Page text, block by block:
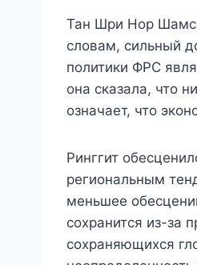
Тан Шри Нор
словам, сильный
политики ФРС
она сказала, что
означает, что
Ринггит
региональным
меньшее
сохранится из-за
сохраняющихся